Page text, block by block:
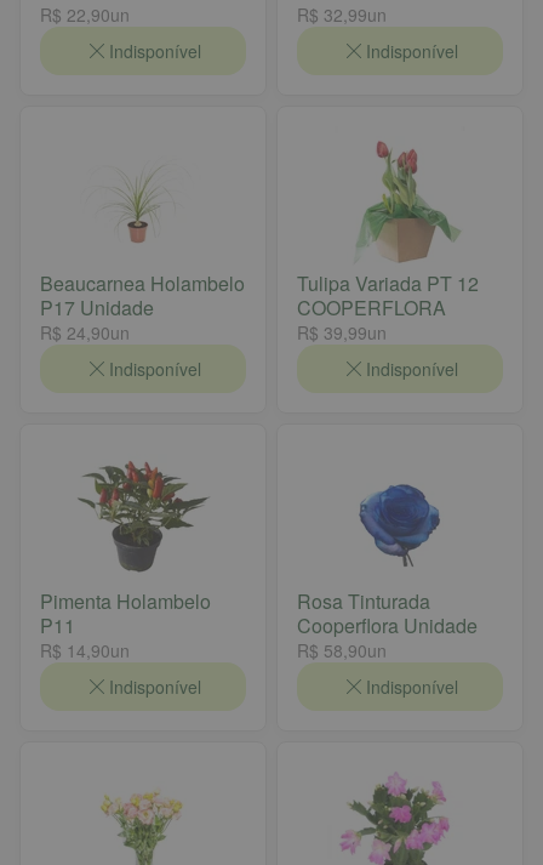
R$ 22,90un
Indisponível
R$ 32,99un
Indisponível
Beaucarnea Holambelo
P17 Unidade
R$ 24,90un
Indisponível
Tulipa Variada PT 12
COOPERFLORA
R$ 39,99un
Indisponível
Pimenta Holambelo
P11
R$ 14,90un
Indisponível
Rosa Tinturada
Cooperflora Unidade
R$ 58,90un
Indisponível